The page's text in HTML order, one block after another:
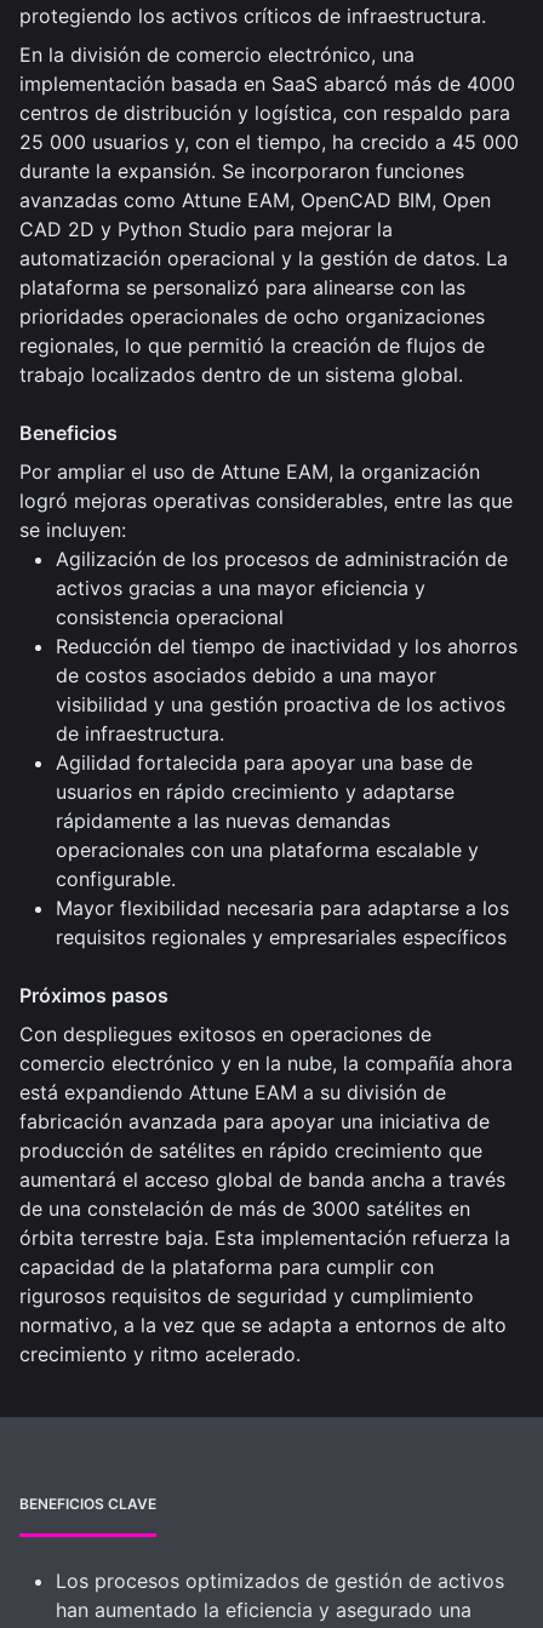
protegiendo los activos críticos de infraestructura.
En la división de comercio electrónico, una
implementación basada en SaaS abarcó más de 4000
centros de distribución y logística, con respaldo para
25 000 usuarios y, con el tiempo, ha crecido a 45 000
durante la expansión. Se incorporaron funciones
avanzadas como Attune EAM, OpenCAD BIM, Open
CAD 2D y Python Studio para mejorar la
automatización operacional y la gestión de datos. La
plataforma se personalizó para alinearse con las
prioridades operacionales de ocho organizaciones
regionales, lo que permitió la creación de flujos de
trabajo localizados dentro de un sistema global.
Beneficios
Por ampliar el uso de Attune EAM, la organización
logró mejoras operativas considerables, entre las que
se incluyen:
Agilización de los procesos de administración de
activos gracias a una mayor eficiencia y
consistencia operacional
Reducción del tiempo de inactividad y los ahorros
de costos asociados debido a una mayor
visibilidad y una gestión proactiva de los activos
de infraestructura.
Agilidad fortalecida para apoyar una base de
usuarios en rápido crecimiento y adaptarse
rápidamente a las nuevas demandas
operacionales con una plataforma escalable y
configurable.
Mayor flexibilidad necesaria para adaptarse a los
requisitos regionales y empresariales específicos
Próximos pasos
Con despliegues exitosos en operaciones de
comercio electrónico y en la nube, la compañía ahora
está expandiendo Attune EAM a su división de
fabricación avanzada para apoyar una iniciativa de
producción de satélites en rápido crecimiento que
aumentará el acceso global de banda ancha a través
de una constelación de más de 3000 satélites en
órbita terrestre baja. Esta implementación refuerza la
capacidad de la plataforma para cumplir con
rigurosos requisitos de seguridad y cumplimiento
normativo, a la vez que se adapta a entornos de alto
crecimiento y ritmo acelerado.
BENEFICIOS CLAVE
Los procesos optimizados de gestión de activos
han aumentado la eficiencia y asegurado una